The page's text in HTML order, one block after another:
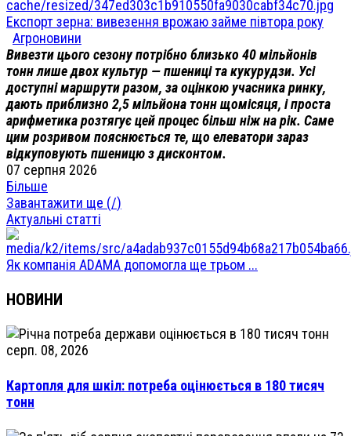
Експорт зерна: вивезення врожаю займе півтора року
Агроновини
Вивезти цього сезону потрібно близько 40 мільйонів
тонн лише двох культур — пшениці та кукурудзи. Усі
доступні маршрути разом, за оцінкою учасника ринку,
дають приблизно 2,5 мільйона тонн щомісяця, і проста
арифметика розтягує цей процес більш ніж на рік. Саме
цим розривом пояснюється те, що елеватори зараз
відкуповують пшеницю з дисконтом.
07 серпня 2026
Більше
Завантажити ще (/)
Актуальні статті
Як компанія ADAMA допомогла ще трьом ...
НОВИНИ
серп. 08, 2026
Картопля для шкіл: потреба оцінюється в 180 тисяч
тонн